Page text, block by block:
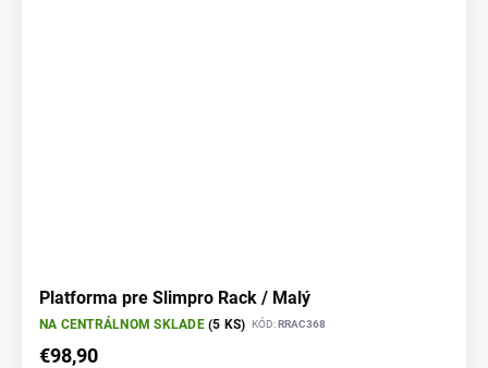
Platforma pre Slimpro Rack / Malý
NA CENTRÁLNOM SKLADE(5 KS) KÓD:RRAC368
€98,90